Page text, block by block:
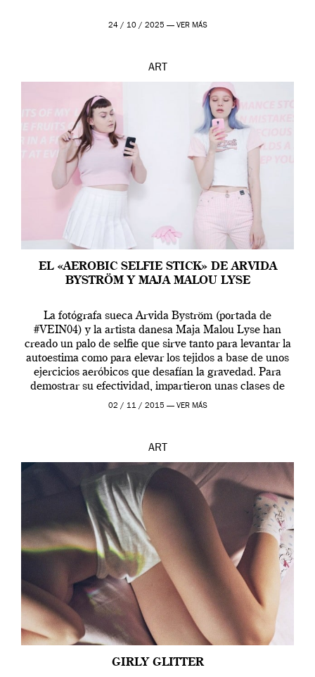
24 / 10 / 2025 — VER MÁS
ART
EL «AEROBIC SELFIE STICK» DE ARVIDA
BYSTRÖM Y MAJA MALOU LYSE
La fotógrafa sueca Arvida Byström (portada de
#VEIN04) y la artista danesa Maja Malou Lyse han
creado un palo de selfie que sirve tanto para levantar la
autoestima como para elevar los tejidos a base de unos
ejercicios aeróbicos que desafían la gravedad. Para
demostrar su efectividad, impartieron unas clases de
prueba en el Tate […]
02 / 11 / 2015 — VER MÁS
ART
GIRLY GLITTER